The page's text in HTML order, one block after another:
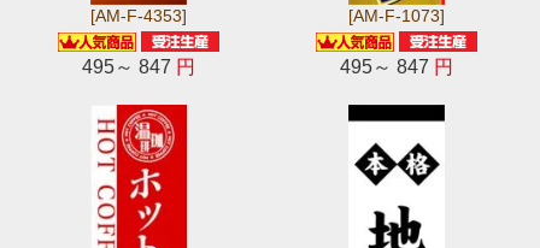
[AM-F-4353]
495～ 847 円
[AM-F-1073]
495～ 847 円